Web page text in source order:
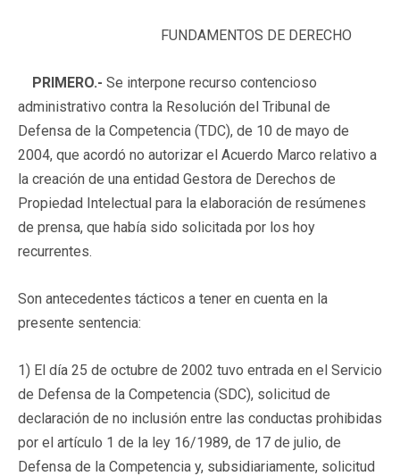
FUNDAMENTOS DE DERECHO
PRIMERO.- Se interpone recurso contencioso
administrativo contra la Resolución del Tribunal de
Defensa de la Competencia (TDC), de 10 de mayo de
2004, que acordó no autorizar el Acuerdo Marco relativo a
la creación de una entidad Gestora de Derechos de
Propiedad Intelectual para la elaboración de resúmenes
de prensa, que había sido solicitada por los hoy
recurrentes.
Son antecedentes tácticos a tener en cuenta en la
presente sentencia:
1) El día 25 de octubre de 2002 tuvo entrada en el Servicio
de Defensa de la Competencia (SDC), solicitud de
declaración de no inclusión entre las conductas prohibidas
por el artículo 1 de la ley 16/1989, de 17 de julio, de
Defensa de la Competencia y, subsidiariamente, solicitud